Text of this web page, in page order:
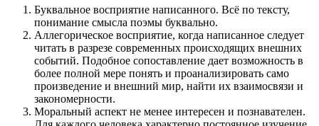
Буквальное восприятие написанного. Всё по тексту,
понимание смысла поэмы буквально.
Аллегорическое восприятие, когда написанное следует
читать в разрезе современных происходящих внешних
событий. Подобное сопоставление дает возможность в
более полной мере понять и проанализировать само
произведение и внешний мир, найти их взаимосвязи и
закономерности.
Моральный аспект не менее интересен и познавателен.